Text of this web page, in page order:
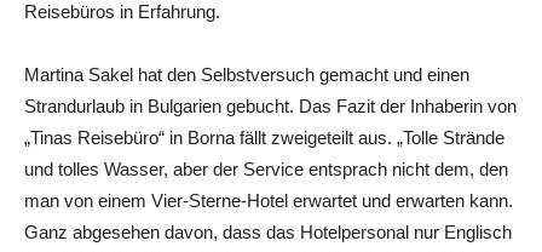
Reisebüros in Erfahrung.
Martina Sakel hat den Selbstversuch gemacht und einen
Strandurlaub in Bulgarien gebucht. Das Fazit der Inhaberin von
„Tinas Reisebüro“ in Borna fällt zweigeteilt aus. „Tolle Strände
und tolles Wasser, aber der Service entsprach nicht dem, den
man von einem Vier-Sterne-Hotel erwartet und erwarten kann.
Ganz abgesehen davon, dass das Hotelpersonal nur Englisch